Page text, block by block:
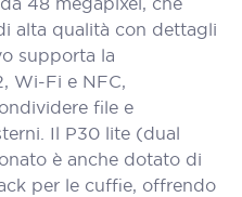
alta qualità con dettagli
supporta la
Wi-Fi e NFC,
file e
Il P30 lite (dual
è anche dotato di
per le cuffie, offrendo